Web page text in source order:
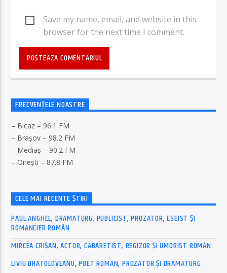
Save my name, email, and website in this
browser for the next time I comment.
FRECVENȚELE NOASTRE
– Bicaz – 96.1 FM
– Brașov – 98.2 FM
– Mediaș – 90.2 FM
– Onești – 87.8 FM
CELE MAI RECENTE ȘTIRI
PAUL ANGHEL, DRAMATURG, PUBLICIST, PROZATOR, ESEIST ȘI
ROMANCIER ROMÂN
MIRCEA CRIȘAN, ACTOR, CABARETIST, REGIZOR ȘI UMORIST ROMÂN
LIVIU BRATOLOVEANU, POET ROMÂN, PROZATOR ȘI DRAMATURG